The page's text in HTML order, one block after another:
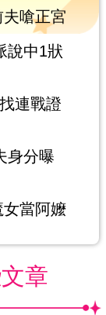
嗆正宮
說中1狀
連戰證
身分曝
當阿嬤
章